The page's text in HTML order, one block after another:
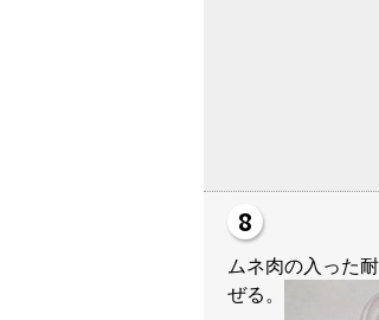
ムネ肉の入った
ぜる。